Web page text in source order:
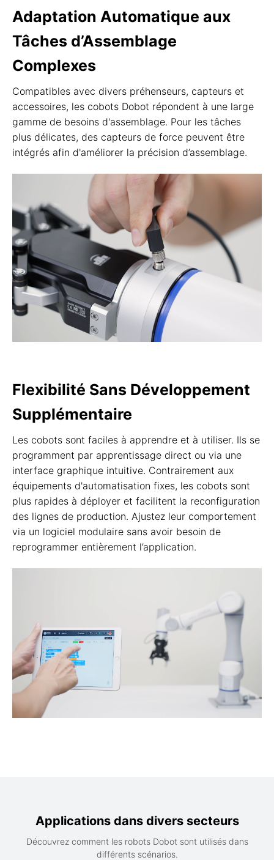
Adaptation Automatique aux
Tâches d’Assemblage
Complexes
Compatibles avec divers préhenseurs, capteurs et
accessoires, les cobots Dobot répondent à une large
gamme de besoins d'assemblage. Pour les tâches
plus délicates, des capteurs de force peuvent être
intégrés afin d'améliorer la précision d’assemblage.
Flexibilité Sans Développement
Supplémentaire
Les cobots sont faciles à apprendre et à utiliser. Ils se
programment par apprentissage direct ou via une
interface graphique intuitive. Contrairement aux
équipements d'automatisation fixes, les cobots sont
plus rapides à déployer et facilitent la reconfiguration
des lignes de production. Ajustez leur comportement
via un logiciel modulaire sans avoir besoin de
reprogrammer entièrement l’application.
Applications dans divers secteurs
Découvrez comment les robots Dobot sont utilisés dans
différents scénarios.